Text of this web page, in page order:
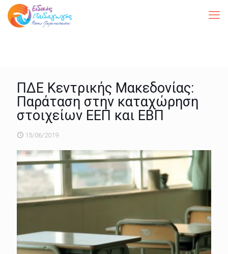
ΠΔΕ Κεντρικής Μακεδονίας:
Παράταση στην καταχώρηση
στοιχείων ΕΕΠ και ΕΒΠ
15/06/2019